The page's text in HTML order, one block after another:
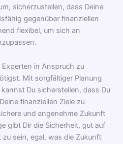
sicherzustellen, dass Deine
gegenüber finanziellen
flexibel, um sich an
in Anspruch zu
Mit sorgfältiger Planung
Du sicherstellen, dass Du
finanziellen Ziele zu
und angenehme Zukunft
gibt Dir die Sicherheit, gut auf
sein, egal, was die Zukunft